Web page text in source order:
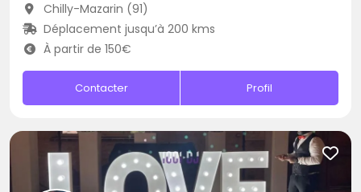
Chilly-Mazarin (91)
Déplacement jusqu’à 200 kms
À partir de 150€
Contacter Profil